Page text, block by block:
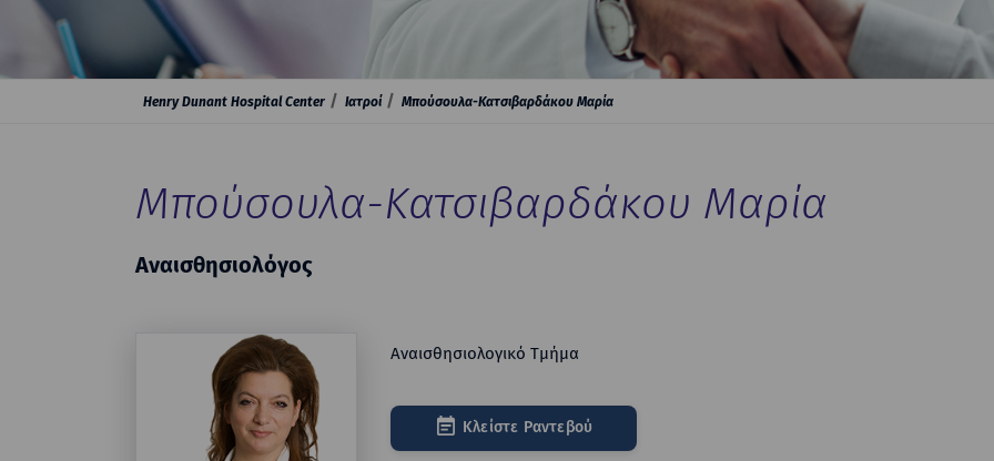
Henry Dunant Hospital Center Ιατροί Μπούσουλα-Κατσιβαρδάκου Μαρία
Μπούσουλα-Κατσιβαρδάκου Μαρία
Αναισθησιολόγος
Αναισθησιολογικό Τμήμα
Κλείστε Ραντεβού